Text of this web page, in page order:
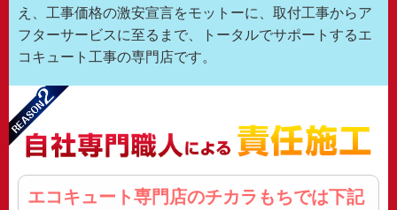
え、工事価格の激安宣言をモットーに、取付工事からア
フターサービスに至るまで、トータルでサポートするエ
コキュート工事の専門店です。
エコキュート専門店のチカラもちでは下記